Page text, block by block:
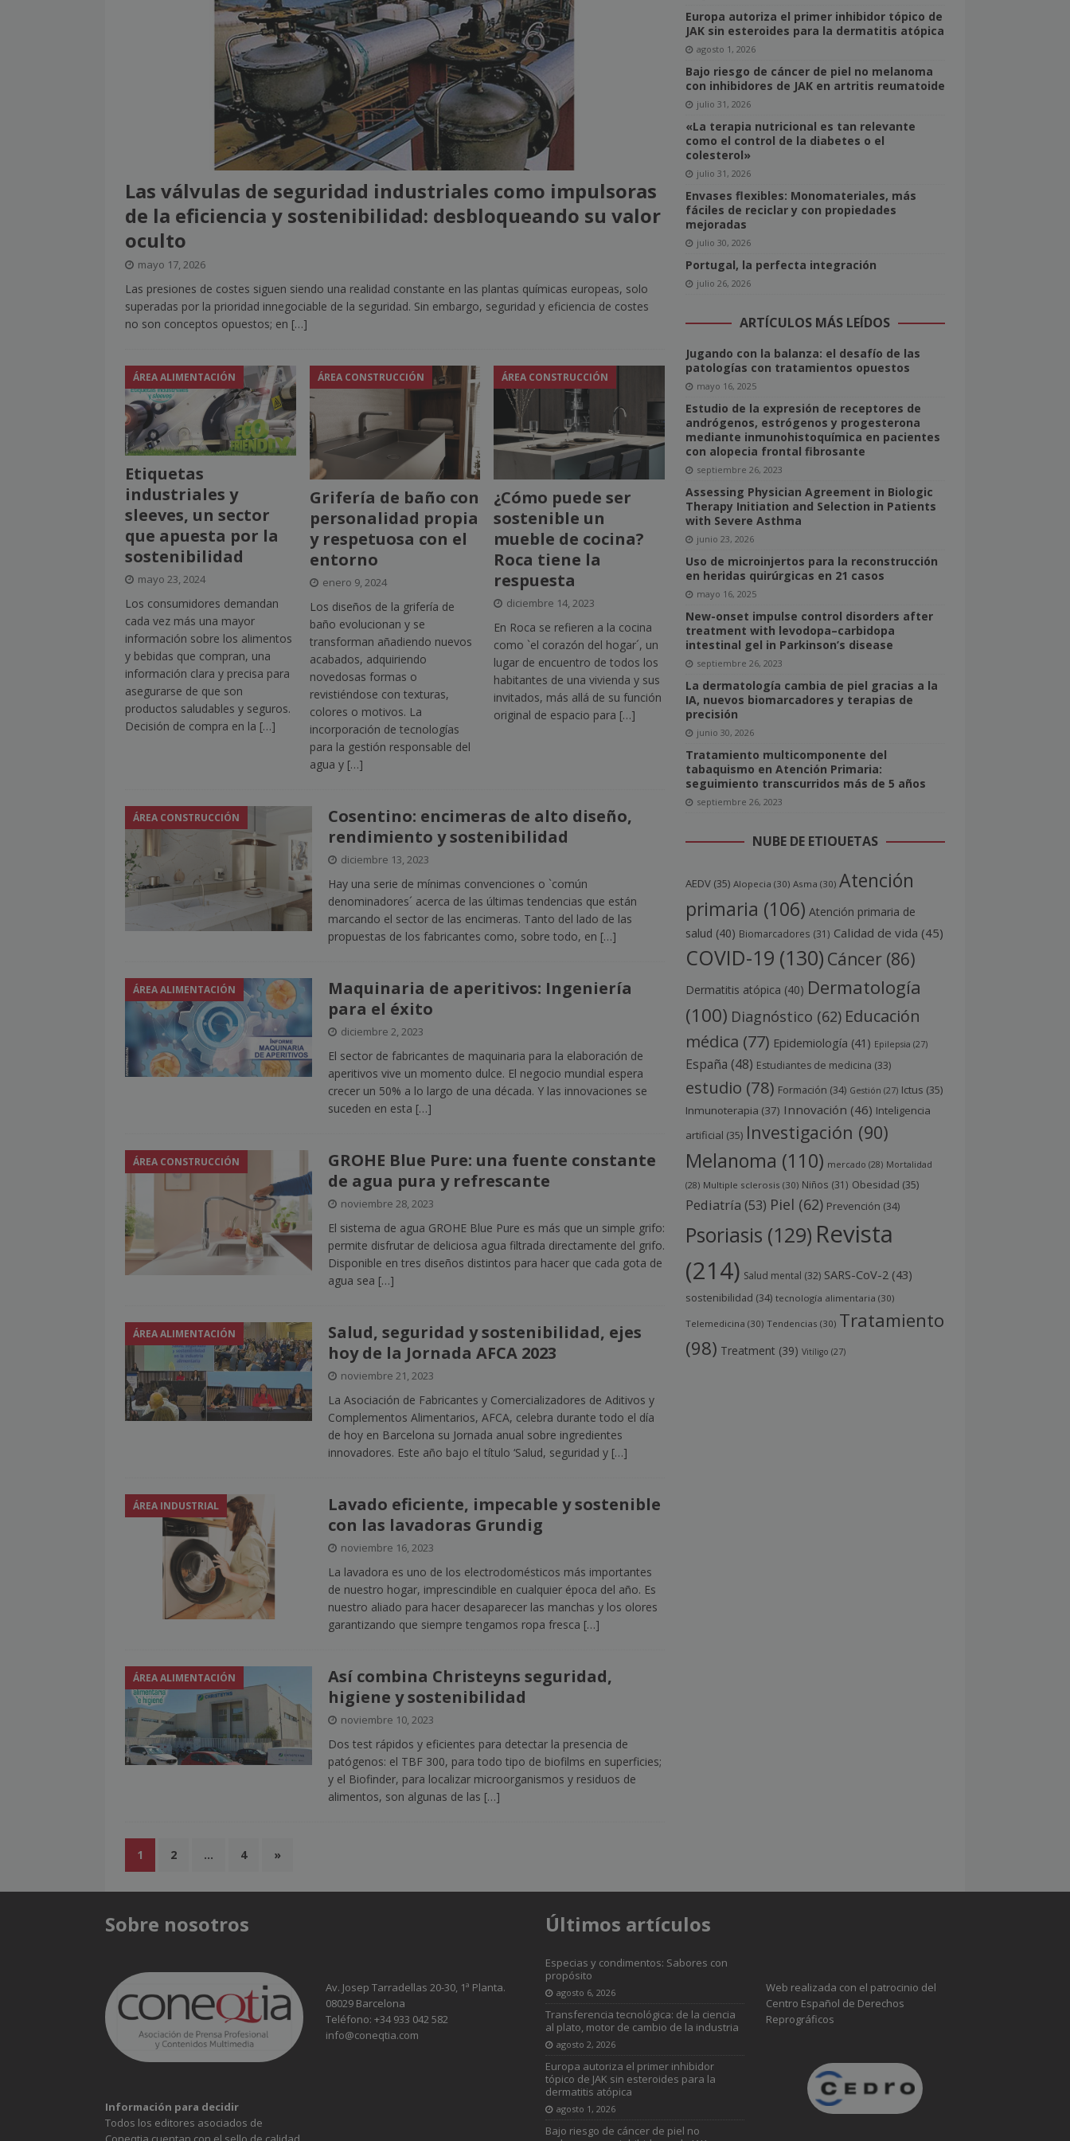
[ julio 2, 2026 ] Nueva presidenta del Comité de Directores de WAN-IFRA
NOTICIAS
[ julio 2, 2026 ] ¿La búsqueda «zero-click» supone realmente una amenaza para el sector editorial?
NOTICIAS
[ julio 2, 2026 ]
Cómo la APPEC acerca las revistas en catalán a más lectores
NOTICIAS
[ julio 2, 2026 ]
Reuters Institute Digital News Report 2026: La confianza en las noticias llega a su
mínimo histórico
NOTICIAS
[ julio 6, 2026 ]
Con la IA como principal acceso a la información, la confianza y la credibilidad serán
el mayor activo de los medios.
NOTICIAS
Las válvulas de seguridad industriales como impulsoras
de la eficiencia y sostenibilidad: desbloqueando su valor
oculto
mayo 17, 2026
Las presiones de costes siguen siendo una realidad constante en las plantas químicas europeas, solo
superadas por la prioridad innegociable de la seguridad. Sin embargo, seguridad y eficiencia de costes
no son conceptos opuestos; en […]
ÁREA ALIMENTACIÓN
Etiquetas
industriales y
sleeves, un sector
que apuesta por la
sostenibilidad
mayo 23, 2024
Los consumidores demandan
cada vez más una mayor
información sobre los alimentos
y bebidas que compran, una
información clara y precisa para
asegurarse de que son
productos saludables y seguros.
Decisión de compra en la […]
ÁREA CONSTRUCCIÓN
Grifería de baño con
personalidad propia
y respetuosa con el
entorno
enero 9, 2024
Los diseños de la grifería de
baño evolucionan y se
transforman añadiendo nuevos
acabados, adquiriendo
novedosas formas o
revistiéndose con texturas,
colores o motivos. La
incorporación de tecnologías
para la gestión responsable del
agua y […]
ÁREA CONSTRUCCIÓN
¿Cómo puede ser
sostenible un
mueble de cocina?
Roca tiene la
respuesta
diciembre 14, 2023
En Roca se refieren a la cocina
como `el corazón del hogar´, un
lugar de encuentro de todos los
habitantes de una vivienda y sus
invitados, más allá de su función
original de espacio para […]
ÁREA CONSTRUCCIÓN
Cosentino: encimeras de alto diseño,
rendimiento y sostenibilidad
diciembre 13, 2023
Hay una serie de mínimas convenciones o `común
denominadores´ acerca de las últimas tendencias que están
marcando el sector de las encimeras. Tanto del lado de las
propuestas de los fabricantes como, sobre todo, en […]
ÁREA ALIMENTACIÓN
Maquinaria de aperitivos: Ingeniería
para el éxito
diciembre 2, 2023
El sector de fabricantes de maquinaria para la elaboración de
aperitivos vive un momento dulce. El negocio mundial espera
crecer un 50% a lo largo de una década. Y las innovaciones se
suceden en esta […]
ÁREA CONSTRUCCIÓN
GROHE Blue Pure: una fuente constante
de agua pura y refrescante
noviembre 28, 2023
El sistema de agua GROHE Blue Pure es más que un simple grifo:
permite disfrutar de deliciosa agua filtrada directamente del grifo.
Disponible en tres diseños distintos para hacer que cada gota de
agua sea […]
ÁREA ALIMENTACIÓN
Salud, seguridad y sostenibilidad, ejes
hoy de la Jornada AFCA 2023
noviembre 21, 2023
La Asociación de Fabricantes y Comercializadores de Aditivos y
Complementos Alimentarios, AFCA, celebra durante todo el día
de hoy en Barcelona su Jornada anual sobre ingredientes
innovadores. Este año bajo el título ‘Salud, seguridad y […]
ÁREA INDUSTRIAL
Lavado eficiente, impecable y sostenible
con las lavadoras Grundig
noviembre 16, 2023
La lavadora es uno de los electrodomésticos más importantes
de nuestro hogar, imprescindible en cualquier época del año. Es
nuestro aliado para hacer desaparecer las manchas y los olores
garantizando que siempre tengamos ropa fresca […]
ÁREA ALIMENTACIÓN
Así combina Christeyns seguridad,
higiene y sostenibilidad
noviembre 10, 2023
Dos test rápidos y eficientes para detectar la presencia de
patógenos: el TBF 300, para todo tipo de biofilms en superficies;
y el Biofinder, para localizar microorganismos y residuos de
alimentos, son algunas de las […]
1 2 … 4 »
Europa autoriza el primer inhibidor tópico de
JAK sin esteroides para la dermatitis atópica
agosto 1, 2026
Bajo riesgo de cáncer de piel no melanoma
con inhibidores de JAK en artritis reumatoide
julio 31, 2026
«La terapia nutricional es tan relevante
como el control de la diabetes o el
colesterol»
julio 31, 2026
Envases flexibles: Monomateriales, más
fáciles de reciclar y con propiedades
mejoradas
julio 30, 2026
Portugal, la perfecta integración
julio 26, 2026
ARTÍCULOS MÁS LEÍDOS
Jugando con la balanza: el desafío de las
patologías con tratamientos opuestos
mayo 16, 2025
Estudio de la expresión de receptores de
andrógenos, estrógenos y progesterona
mediante inmunohistoquímica en pacientes
con alopecia frontal fibrosante
septiembre 26, 2023
Assessing Physician Agreement in Biologic
Therapy Initiation and Selection in Patients
with Severe Asthma
junio 23, 2026
Uso de microinjertos para la reconstrucción
en heridas quirúrgicas en 21 casos
mayo 16, 2025
New-onset impulse control disorders after
treatment with levodopa–carbidopa
intestinal gel in Parkinson’s disease
septiembre 26, 2023
La dermatología cambia de piel gracias a la
IA, nuevos biomarcadores y terapias de
precisión
junio 30, 2026
Tratamiento multicomponente del
tabaquismo en Atención Primaria:
seguimiento transcurridos más de 5 años
septiembre 26, 2023
NUBE DE ETIQUETAS
AEDV(35) Alopecia (30) Asma (30) Atención
primaria (106) Atención primaria de
salud (40) Biomarcadores (31) Calidad de vida (45)
COVID-19 (130) Cáncer(86)
Dermatitis atópica (40) Dermatología
(100) Diagnóstico (62) Educación
médica (77) Epidemiología (41) Epilepsia (27)
España (48) Estudiantes de medicina (33)
estudio (78) Formación (34) Gestión (27) Ictus (35)
Inmunoterapia (37) Innovación (46) Inteligencia
artificial (35) Investigación (90)
Melanoma (110) mercado (28) Mortalidad
(28) Multiple sclerosis (30) Niños (31) Obesidad (35)
Pediatría (53) Piel (62) Prevención (34)
Psoriasis (129) Revista
(214) Salud mental (32) SARS-CoV-2 (43)
sostenibilidad (34) tecnología alimentaria (30)
Telemedicina (30) Tendencias (30) Tratamiento
(98) Treatment (39) Vitíligo (27)
Sobre nosotros
Información para decidir
Todos los editores asociados de
Av. Josep Tarradellas 20-30, 1ª Planta.
08029 Barcelona
Teléfono: +34 933 042 582
info@coneqtia.com
Últimos artículos
Especias y condimentos: Sabores con
propósito
agosto 6, 2026
Transferencia tecnológica: de la ciencia
al plato, motor de cambio de la industria
agosto 2, 2026
Europa autoriza el primer inhibidor
tópico de JAK sin esteroides para la
dermatitis atópica
agosto 1, 2026
Bajo riesgo de cáncer de piel no
Web realizada con el patrocinio del
Centro Español de Derechos
Reprográficos